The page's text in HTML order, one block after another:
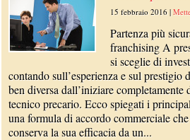
15 febbraio 2016 |
Partenza più
franchising A
si sceglie di
contando sull’esperienza e sul prestigio
ben diversa dall’iniziare completamente
tecnico precario. Ecco spiegati i
una formula di accordo commerciale
conserva la sua efficacia da un...